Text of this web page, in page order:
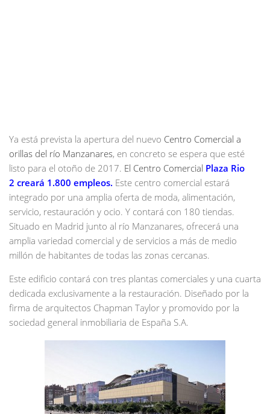
Ya está prevista la apertura del nuevo Centro Comercial a
orillas del río Manzanares, en concreto se espera que esté
listo para el otoño de 2017. El Centro Comercial Plaza Rio
2 creará 1.800 empleos. Este centro comercial estará
integrado por una amplia oferta de moda, alimentación,
servicio, restauración y ocio. Y contará con 180 tiendas.
Situado en Madrid junto al río Manzanares, ofrecerá una
amplia variedad comercial y de servicios a más de medio
millón de habitantes de todas las zonas cercanas.
Este edificio contará con tres plantas comerciales y una cuarta
dedicada exclusivamente a la restauración. Diseñado por la
firma de arquitectos Chapman Taylor y promovido por la
sociedad general inmobiliaria de España S.A.